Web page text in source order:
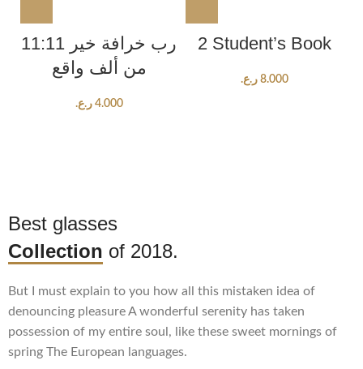
11:11 رب خرافة خير
من ألف واقع
4.000 ر.ع.
2 Student’s Book
8.000 ر.ع.
Best glasses
Collection of 2018.
But I must explain to you how all this mistaken idea of
denouncing pleasure A wonderful serenity has taken
possession of my entire soul, like these sweet mornings of
spring The European languages.